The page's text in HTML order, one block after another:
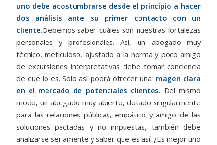
uno debe acostumbrarse desde el principio a hacer
dos análisis ante su primer contacto con un
cliente.Debemos saber cuáles son nuestras fortalezas
personales y profesionales. Así, un abogado muy
técnico, meticuloso, ajustado a la norma y poco amigo
de excursiones interpretativas debe tomar conciencia
de que lo es. Solo así podrá ofrecer una imagen clara
en el mercado de potenciales clientes. Del mismo
modo, un abogado muy abierto, dotado singularmente
para las relaciones públicas, empático y amigo de las
soluciones pactadas y no impuestas, también debe
analizarse seriamente y saber que es así. ¿Es mejor uno